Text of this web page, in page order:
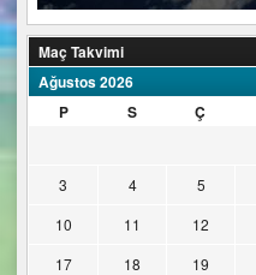
Maç Takvimi
Ağustos 2026
P
S Ç
3
4 5
10
11 12
17
18 19